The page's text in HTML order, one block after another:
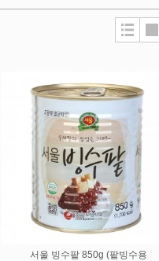
서울 빙수팥 850g (팥빙수용